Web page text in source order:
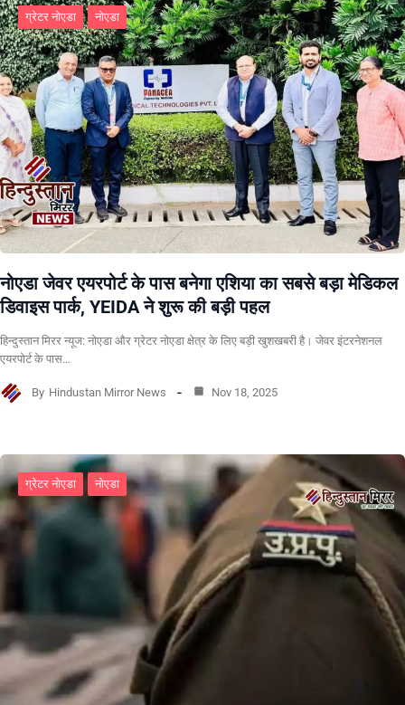
ग्रेटर नोएडा नोएडा
नोएडा जेवर एयरपोर्ट के पास बनेगा एशिया का सबसे बड़ा मेडिकल
डिवाइस पार्क, YEIDA ने शुरू की बड़ी पहल
हिन्दुस्तान मिरर न्यूज: नोएडा और ग्रेटर नोएडा क्षेत्र के लिए बड़ी खुशखबरी है। जेवर इंटरनेशनल
एयरपोर्ट के पास…
By Hindustan Mirror News Nov 18, 2025
ग्रेटर नोएडा नोएडा